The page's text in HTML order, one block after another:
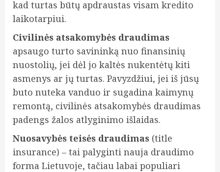
kad turtas būtų apdraustas visam kredito
laikotarpiui.
Civilinės atsakomybės draudimas
apsaugo turto savininką nuo finansinių
nuostolių, jei dėl jo kaltės nukentėtų kiti
asmenys ar jų turtas. Pavyzdžiui, jei iš jūsų
buto nuteka vanduo ir sugadina kaimynų
remontą, civilinės atsakomybės draudimas
padengs žalos atlyginimo išlaidas.
Nuosavybės teisės draudimas (title
insurance) – tai palyginti nauja draudimo
forma Lietuvoje, tačiau labai populiari